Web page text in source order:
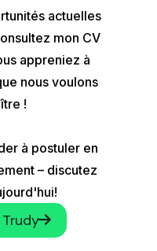
actuelles
mon CV
appreniez à
nous voulons
!
à postuler en
– discutez